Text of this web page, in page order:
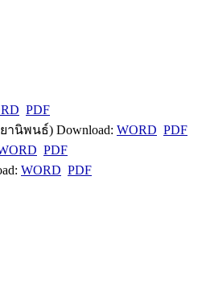
PDF
นิพนธ์) Download: WORD PDF
PDF
WORD PDF